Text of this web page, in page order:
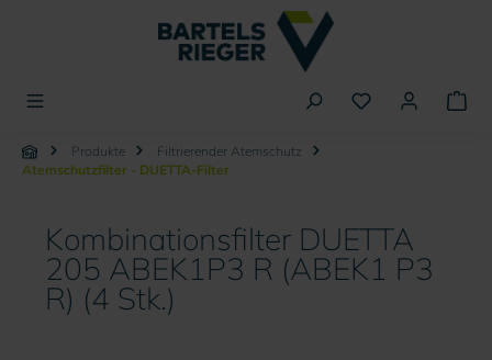
Produkte
Filtrierender Atemschutz
Atemschutzfilter - DUETTA-Filter
Kombinationsfilter DUETTA
205 ABEK1P3 R (ABEK1 P3
R) (4 Stk.)